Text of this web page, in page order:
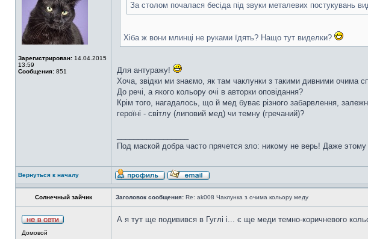
Зарегистрирован: 14.04.2015
13:59
Сообщения: 851
За столом почалася бесіда під звуки металевих постукувань
Хіба ж вони млинці не руками їдять? Нащо тут виделки?
Для антуражу!
Хоча, звідки ми знаємо, як там чаклунки з такими дивними очима
До речі, а якого кольору очі в авторки оповідання?
Крім того, нагадалось, що й мед буває різного забарвлення,
героїні - світлу (липовий мед) чи темну (гречаний)?
Под маской добра часто прячется зло: никому не верь! Даже этому
Вернуться к началу
Солнечный зайчик Заголовок сообщения: Re: ak008 Чаклунка з очима кольору меду
Домовой
А я тут ще подивився в Гуглі і... є ще меди темно-коричневого